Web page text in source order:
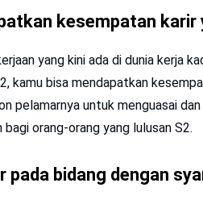
kesempatan karir
yang kini ada di dunia kerja
kamu bisa mendapatkan
pelamarnya untuk menguasai
orang-orang yang lulusan S2.
pada bidang dengan